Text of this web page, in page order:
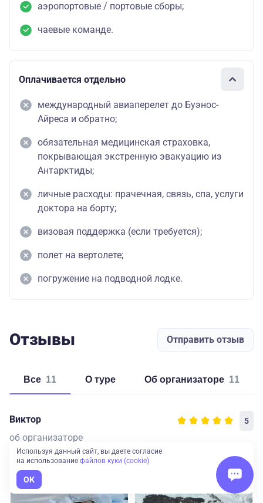
аэропортовые / портовые сборы;
чаевые команде.
Оплачивается отдельно
международный авиаперелет до Буэнос-
Айреса и обратно;
обязательная медицинская страховка,
покрывающая экстренную эвакуацию из
Антарктиды;
личные расходы: прачечная, связь, спа, услуги
доктора на борту;
визовая поддержка (если требуется);
полет на вертолете;
погружение на подводной лодке.
Отзывы Отправить отзыв
Все 11 о туре об организаторе 11
Виктор 5
об организаторе
Поездка в Антарктиду прошла очень хорошо.
Используя данный сайт, вы даете согласие
на использование файлов куки (cookie)
OK